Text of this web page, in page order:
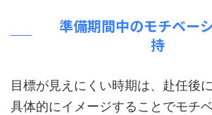
準備期間中のモチベー
持
目標が見えにくい時期は、赴任後
具体的にイメージすることでモチ